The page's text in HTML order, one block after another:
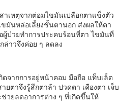
เหตุจากต่อมไขมันเปลือกตาแข็งตัว
มันหล่อเลี้ยงชั้นตานอก ส่งผลให้ตา
ผู้ป่วยทำการประคบร้อนที่ตา ไขมันที่
ล่าวจึงค่อย ๆ ลดลง
ดจากการอยู่หน้าคอม มือถือ แท็บเล็ต
ตาจึงรู้สึกตาล้า ปวดตา เคืองตา เจ็บ
วยลดอาการต่าง ๆ ที่เกิดขึ้นให้